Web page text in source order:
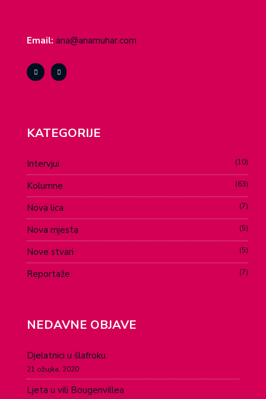
Email: ana@anamuhar.com
KATEGORIJE
Intervjui 10
Kolumne 63
Nova lica 7
Nova mjesta 5
Nove stvari 5
Reportaže 7
NEDAVNE OBJAVE
Djelatnici u šlafroku
21 ožujka, 2020
Ljeta u vili Bougenvillea